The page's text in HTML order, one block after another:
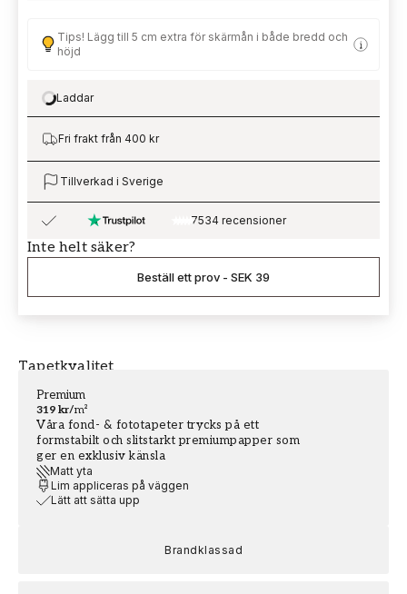
Tapetkvalitet
Premium
319 kr/m²
Våra fond- & fototapeter trycks på ett
formstabilt och slitstarkt premiumpapper som
ger en exklusiv känsla
Matt yta
Lim appliceras på väggen
Lätt att sätta upp
Brandklassad
Tips! Lägg till 5 cm extra för skärmån i både bredd och
höjd
Loading…
Laddar
Fri frakt från 400 kr
Tillverkad i Sverige
7534 recensioner
Inte helt säker?
Beställ ett prov - SEK 39